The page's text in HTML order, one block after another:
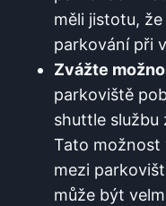
měli jistotu,
⁣parkování při‌
Zvážte​
parkoviště
‍shuttle⁤ službu
Tato možnost
mezi
‍může být